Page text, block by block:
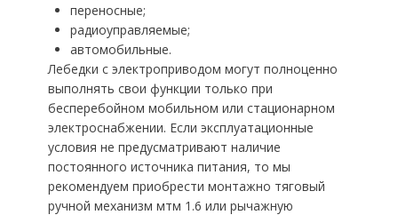
переносные;
радиоуправляемые;
автомобильные.
Лебедки с электроприводом могут полноценно
выполнять свои функции только при
бесперебойном мобильном или стационарном
электроснабжении. Если эксплуатационные
условия не предусматривают наличие
постоянного источника питания, то мы
рекомендуем приобрести монтажно тяговый
ручной механизм мтм 1.6 или рычажную